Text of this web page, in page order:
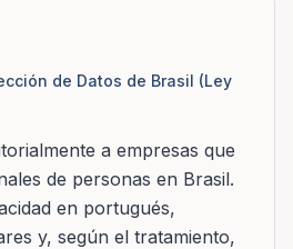
de Datos de Brasil (Ley
a empresas que
de personas en Brasil.
en portugués,
y, según el tratamiento,